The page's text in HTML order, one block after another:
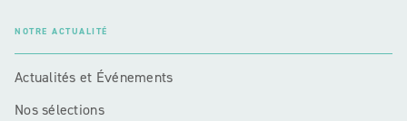
NOTRE ACTUALITÉ
Actualités et Événements
Nos sélections